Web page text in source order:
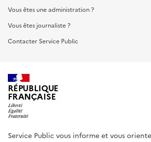
Vous êtes une administration ?
Vous êtes journaliste ?
Contacter Service Public
RÉPUBLIQUE
FRANÇAISE
Service Public vous informe et vous